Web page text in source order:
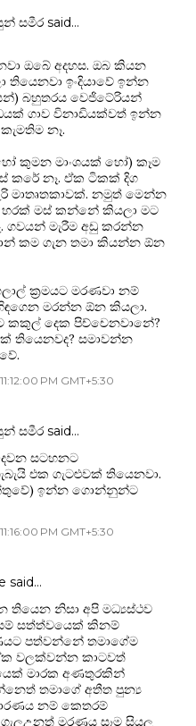
සමීර said…
‍ඔබේ අදහස. ඔබ කියන
තියෙනවා ඉංදියාවේ ඉන්න
බහුතරය වෙජිටේරියන්
ගාව විනාඩියක්වත් ඉන්න
නෑ.
කුමන මාංශයක් හෝ) කෑම
කරේ නෑ. ඒක ටිකක් දිග
මාතෘතකාවක්. නමුත් මෙන්න
හරක් මස් කන්නේ කියලා මට
මැරීම අඩු කරන්න
කම ගැන තමා කියන්න ඕන
ක්‍රමයට මරණවා නම්
මරන්න ඕන කියලා.
දෙක පිච්චෙනවානේ?
තියෙනවද? සමාවන්න
PM GMT+5:30
සමීර said…
සටහනට
එක ගැටළුවක් තියෙනවා.
ඉන්න ගොන්නුන්ට
PM GMT+5:30
said…
තියෙන නිසා අපි මධ්‍යස්ථව
සත්ත්වයෙක් කිනම්
පත්වන්නේ තමාගේම
වලක්වන්න කාටවත්
මාරක අණතුරකින්
තමාගේ අතීත පුන්‍ය
නම් කෙතරම්
මරණය සෑම සියලු